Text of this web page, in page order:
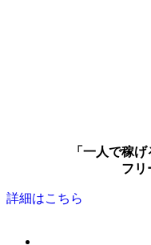
「一人で稼
フリ
詳細はこちら